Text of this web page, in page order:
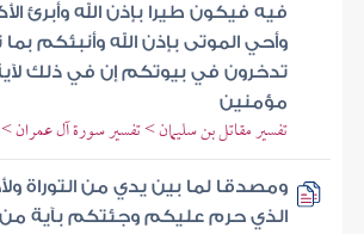
فيه فيكون طيرا بإذن الله وأبرئ
وأحي الموتى بإذن الله وأنبئكم
تدخرون في بيوتكم إن في ذلك
مؤمنين
تفسير مقاتل بن سليمان > تفسير سورة آل عمران >
ومصدقا لما بين يدي من التوراة
الذي حرم عليكم وجئتكم بآية من